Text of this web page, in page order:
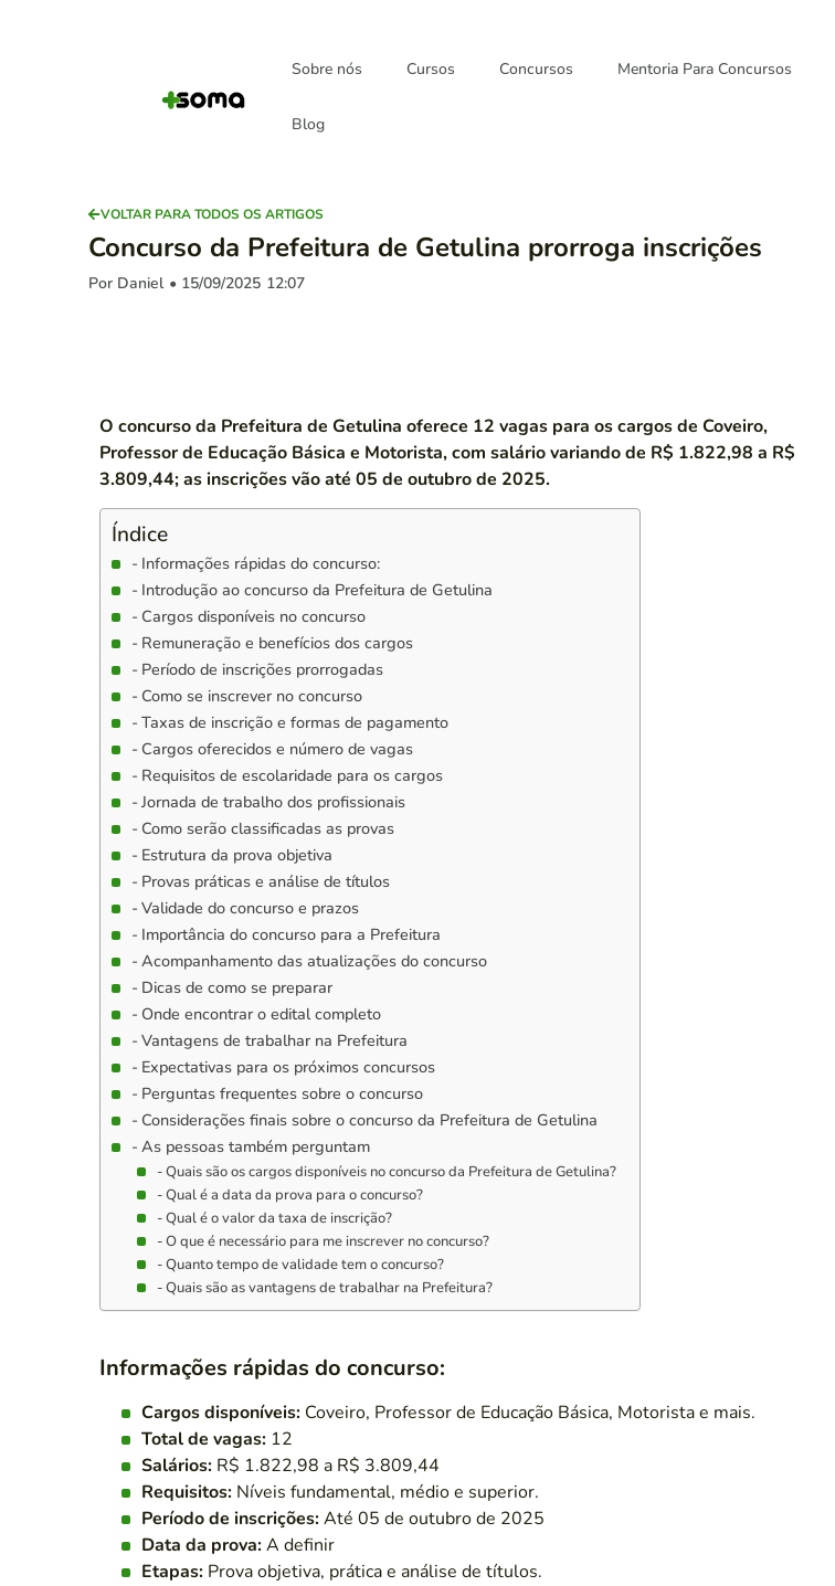
Sobre nós Cursos Concursos Mentoria Para Concursos
Blog
VOLTAR PARA TODOS OS ARTIGOS
Concurso da Prefeitura de Getulina prorroga inscrições
Por Daniel • 15/09/2025 12:07
O concurso da Prefeitura de Getulina oferece 12 vagas para os cargos de Coveiro,
Professor de Educação Básica e Motorista, com salário variando de R$ 1.822,98 a R$
3.809,44; as inscrições vão até 05 de outubro de 2025.
Índice
Informações rápidas do concurso:
Introdução ao concurso da Prefeitura de Getulina
Cargos disponíveis no concurso
Remuneração e benefícios dos cargos
Período de inscrições prorrogadas
Como se inscrever no concurso
Taxas de inscrição e formas de pagamento
Cargos oferecidos e número de vagas
Requisitos de escolaridade para os cargos
Jornada de trabalho dos profissionais
Como serão classificadas as provas
Estrutura da prova objetiva
Provas práticas e análise de títulos
Validade do concurso e prazos
Importância do concurso para a Prefeitura
Acompanhamento das atualizações do concurso
Dicas de como se preparar
Onde encontrar o edital completo
Vantagens de trabalhar na Prefeitura
Expectativas para os próximos concursos
Perguntas frequentes sobre o concurso
Considerações finais sobre o concurso da Prefeitura de Getulina
As pessoas também perguntam
Quais são os cargos disponíveis no concurso da Prefeitura de Getulina?
Qual é a data da prova para o concurso?
Qual é o valor da taxa de inscrição?
O que é necessário para me inscrever no concurso?
Quanto tempo de validade tem o concurso?
Quais são as vantagens de trabalhar na Prefeitura?
Informações rápidas do concurso:
Cargos disponíveis: Coveiro, Professor de Educação Básica, Motorista e mais.
Total de vagas: 12
Salários: R$ 1.822,98 a R$ 3.809,44
Requisitos: Níveis fundamental, médio e superior.
Período de inscrições:Até 05 de outubro de 2025
Data da prova:A definir
Etapas: Prova objetiva, prática e análise de títulos.